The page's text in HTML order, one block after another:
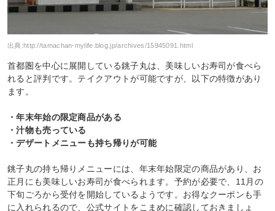
出典:http://tamachan-mylife.blog.jp/archives/15945091.html
首都圏を中心に展開している銚子丸は、美味しいお寿司が食べら
れると評判です。テイクアウトが可能ですが、以下の特徴があり
ます。
・年末年始の限定商品がある
・汁物も売っている
・デザートメニューも持ち帰りが可能
銚子丸の持ち帰りメニューには、年末年始限定の商品があり、お
正月にも美味しいお寿司が食べられます。予約が必要で、11月の
下旬ごろから受付を開始しているようです。お得なクーポンも手
に入れられるので、公式サイトをこまめに確認しておきましょ